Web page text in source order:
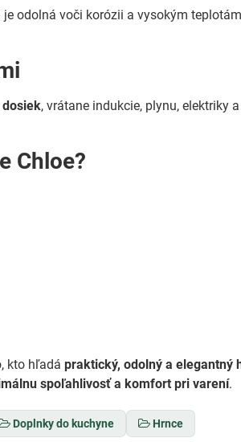
je odolná voči korózii a vysokým
dosiek, vrátane indukcie, plynu, elektriky
Chloe?
kto hľadápraktický, odolný a elegantný
spoľahlivosť a komfort pri varení.
Doplnky do kuchyne Hrnce